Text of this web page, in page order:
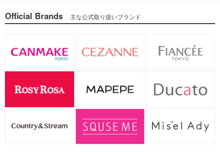
Official Brands 主な公式取り扱いブランド